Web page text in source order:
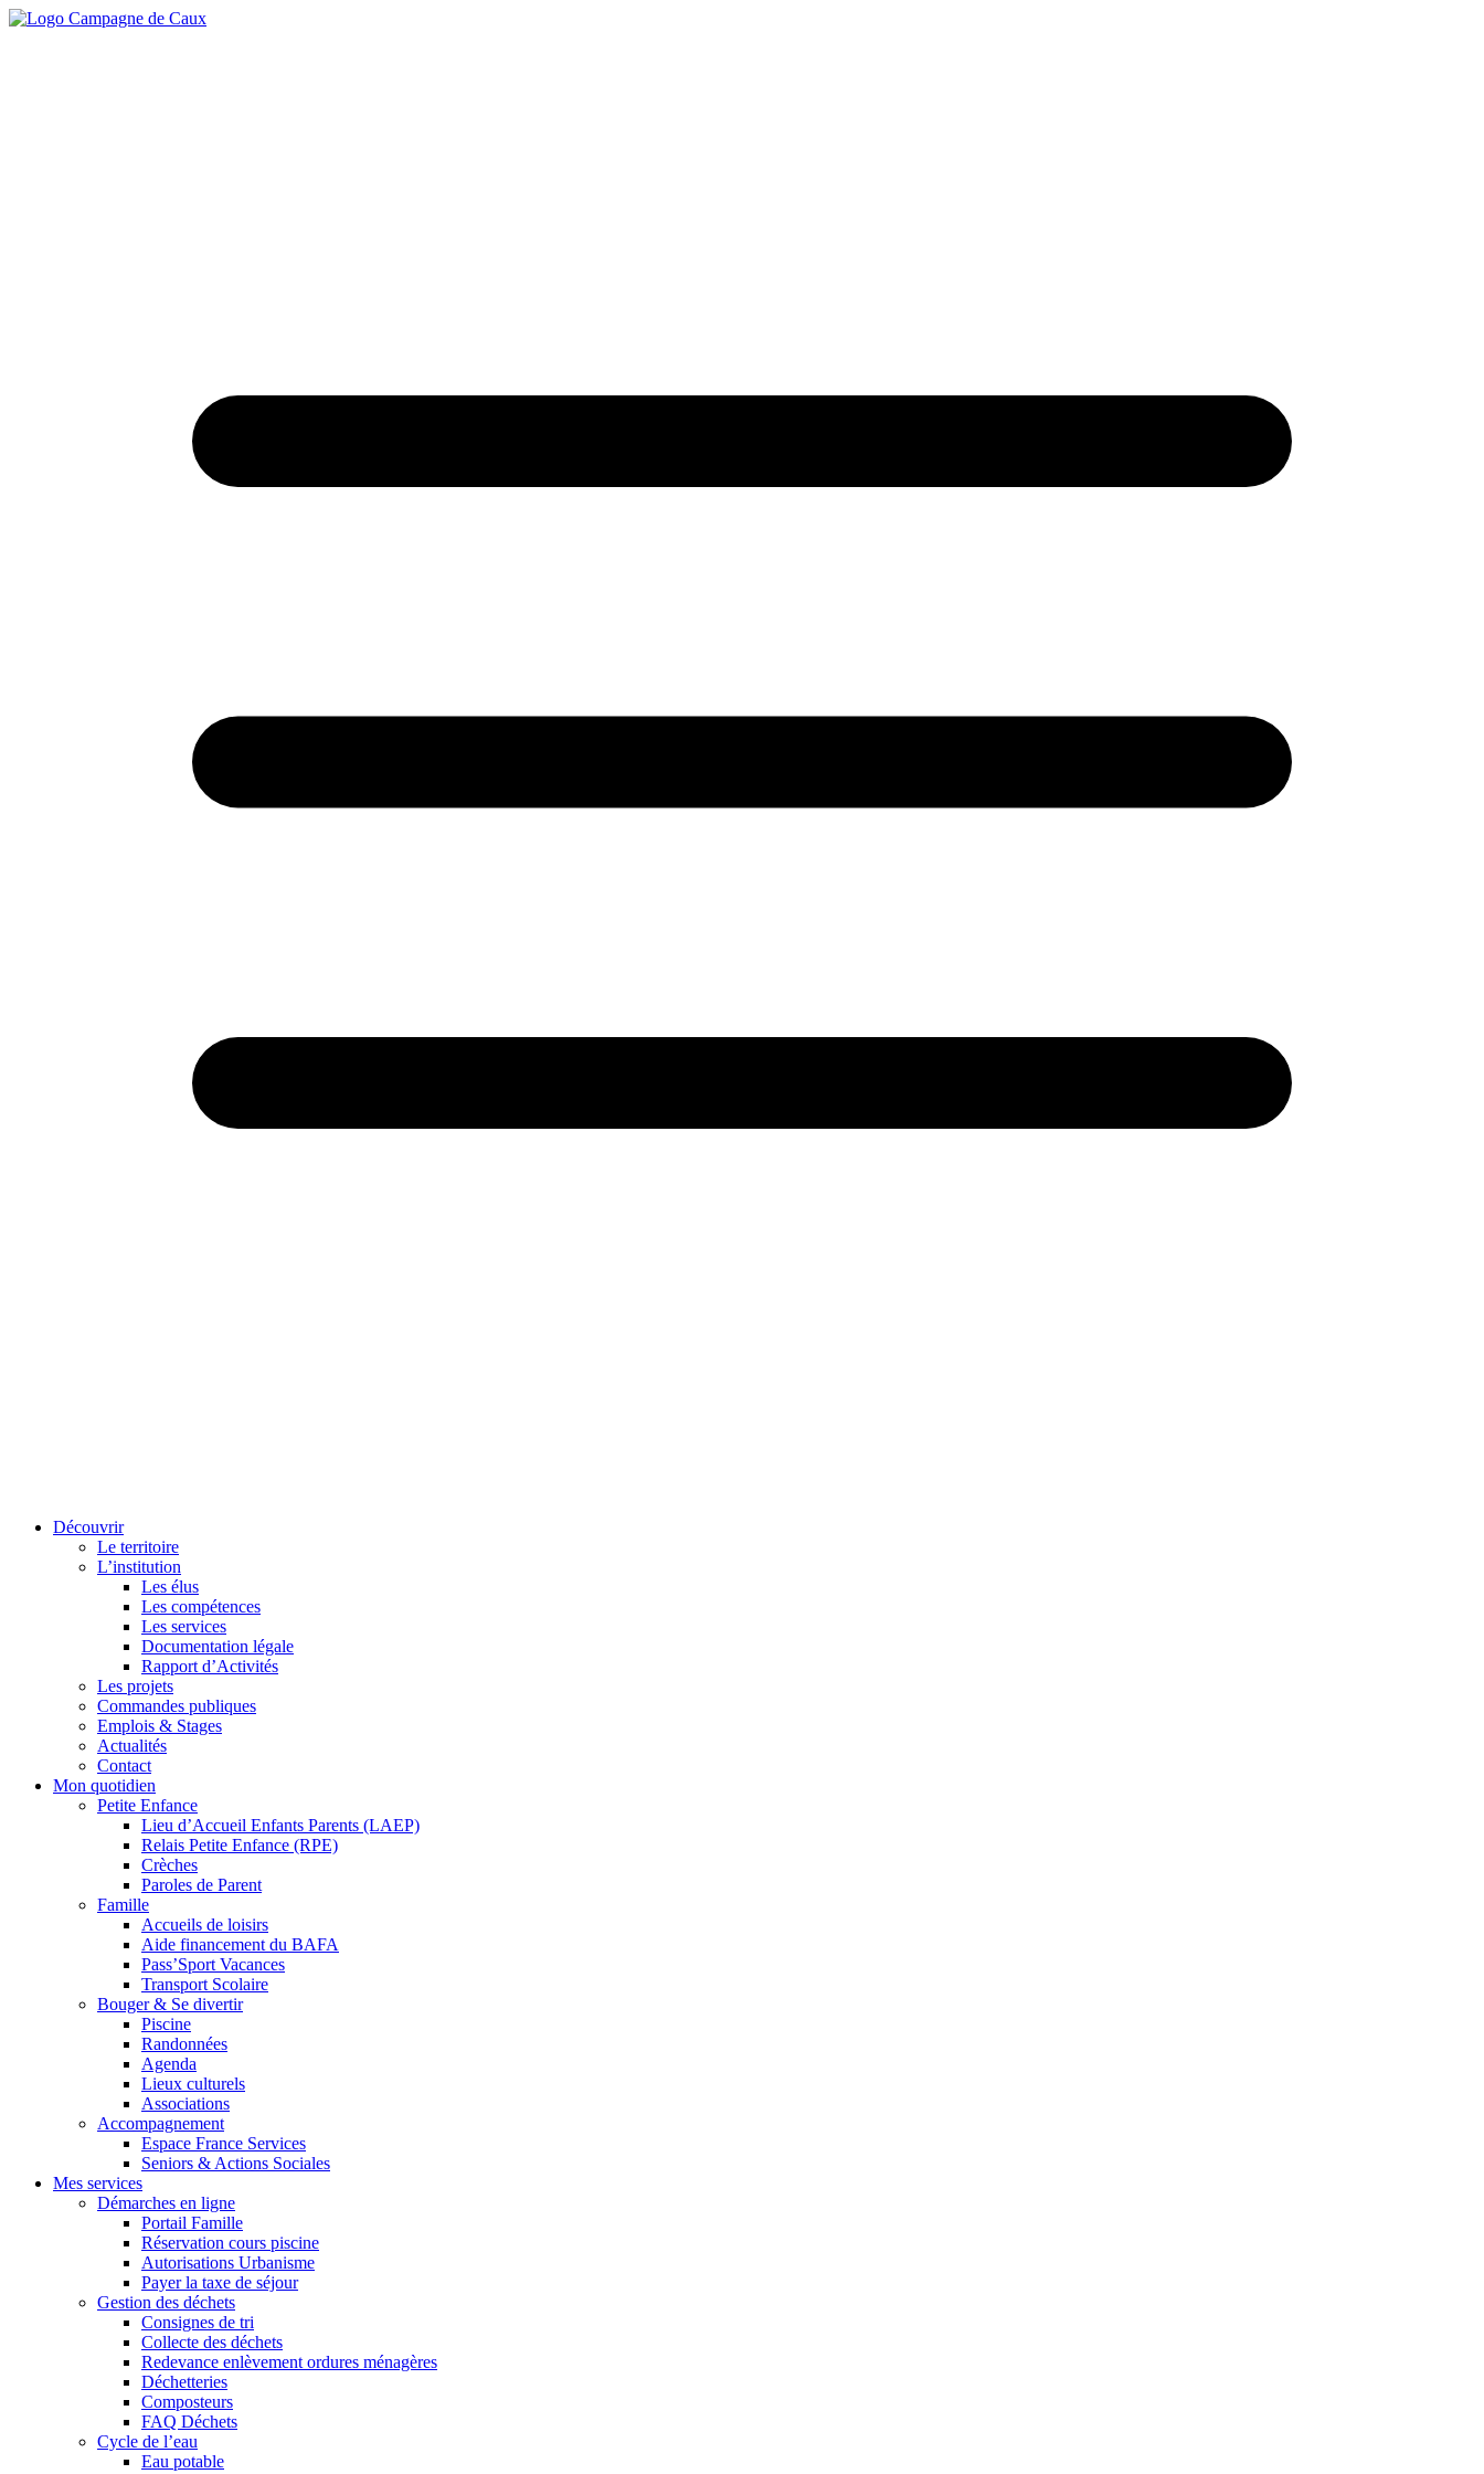
Découvrir
Le territoire
L’institution
Les élus
Les compétences
Les services
Documentation légale
Rapport d’Activités
Les projets
Commandes publiques
Emplois & Stages
Actualités
Contact
Mon quotidien
Petite Enfance
Lieu d’Accueil Enfants Parents (LAEP)
Relais Petite Enfance (RPE)
Crèches
Paroles de Parent
Famille
Accueils de loisirs
Aide financement du BAFA
Pass’Sport Vacances
Transport Scolaire
Bouger & Se divertir
Piscine
Randonnées
Agenda
Lieux culturels
Associations
Accompagnement
Espace France Services
Seniors & Actions Sociales
Mes services
Démarches en ligne
Portail Famille
Réservation cours piscine
Autorisations Urbanisme
Payer la taxe de séjour
Gestion des déchets
Consignes de tri
Collecte des déchets
Redevance enlèvement ordures ménagères
Déchetteries
Composteurs
FAQ Déchets
Cycle de l’eau
Eau potable